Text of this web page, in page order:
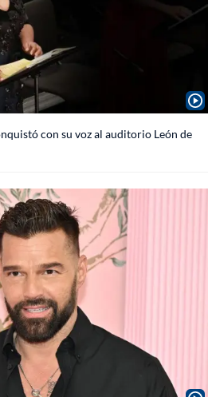
con su voz al auditorio León de